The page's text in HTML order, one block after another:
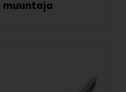
muuntaja